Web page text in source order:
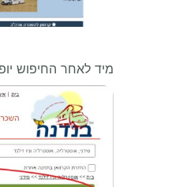
מיד לאחר החיפוש